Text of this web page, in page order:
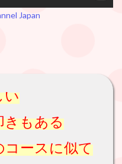
Japan
い
もある
ースに似て